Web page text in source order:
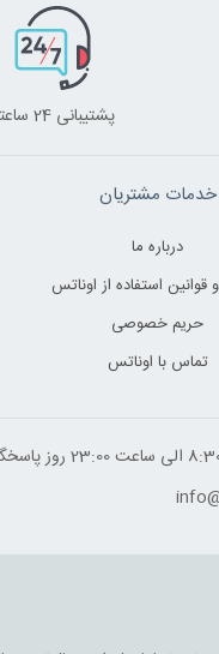
پشتیبانی 24 ساعته
خدمات مشتریان
درباره ما
قوانین استفاده از اوناتس
حریم خصوصی
تماس با اوناتس